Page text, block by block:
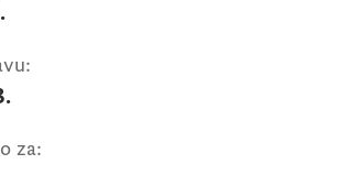
iz Ministarstva zdravlja.
skladu sa članom 32b Zakona o
predstavnika nevladinih
za: